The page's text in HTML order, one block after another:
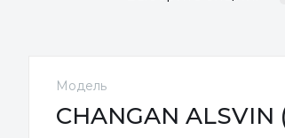
Модель
CHANGAN ALSVIN